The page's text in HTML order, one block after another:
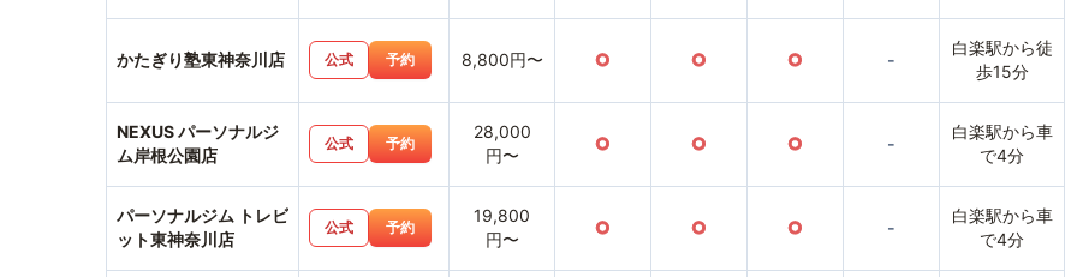
かたぎり塾東神奈川店 公式 予約 8,800円〜 ○ ○ ○ -
白楽駅から徒
歩15分
NEXUS パーソナルジ
ム岸根公園店
公式 予約
28,000
円〜
○ ○ ○ -
白楽駅から車
で4分
パーソナルジム トレビ
ット東神奈川店
公式 予約
19,800
円〜
○ ○ ○ -
白楽駅から車
で4分